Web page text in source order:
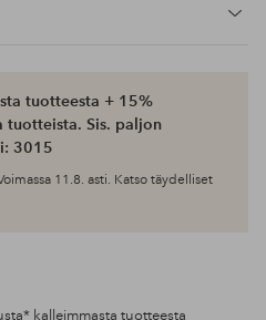
tuotteesta + 15%
tuotteista. Sis. paljon
3015
11.8. asti. Katso täydelliset
kalleimmasta tuotteesta